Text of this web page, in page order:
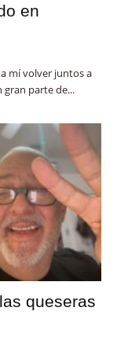
en
a mí volver juntos a
gran parte de...
queseras